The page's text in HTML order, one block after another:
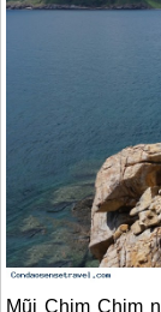
Mũi Chim Chim